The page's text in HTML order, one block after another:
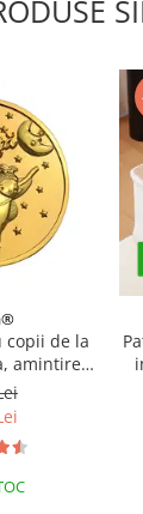
copii de la
amintire
de lapte